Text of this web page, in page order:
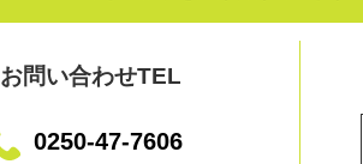
お問い合わせTEL
0250-47-7606